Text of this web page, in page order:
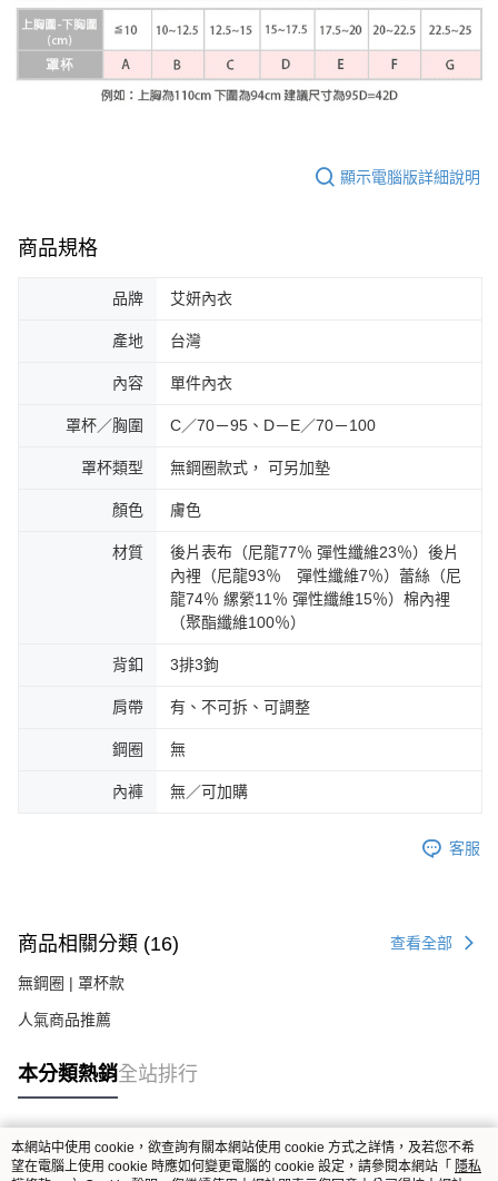
顯示電腦版詳細說明
商品規格
品牌 艾妍內衣
產地 台灣
內容 單件內衣
罩杯／胸圍 C／70－95、D－E／70－100
罩杯類型 無鋼圈款式， 可另加墊
顏色 膚色
材質
後片表布（尼龍77％ 彈性纖維23％）後片
內裡（尼龍93％ 彈性纖維7％）蕾絲（尼
龍74％ 縲縈11％ 彈性纖維15％）棉內裡
（聚酯纖維100％）
背釦 3排3鉤
肩帶 有、不可拆、可調整
鋼圈 無
內褲 無／可加購
客服
商品相關分類 (16) 查看全部
無鋼圈 | 罩杯款
人氣商品推薦
本分類熱銷全站排行
熱門標籤
本網站中使用 cookie，欲查詢有關本網站使用 cookie 方式之詳情，及若您不希
望在電腦上使用 cookie 時應如何變更電腦的 cookie 設定，請參閱本網站「 隱私